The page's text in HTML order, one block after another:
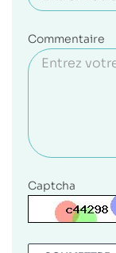
Commentaire
Captcha